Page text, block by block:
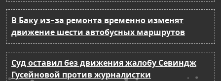
В Баку из-за ремонта временно изменят
движение шести автобусных маршрутов
Суд оставил без движения жалобу Севиндж
Гусейновой против журналистки